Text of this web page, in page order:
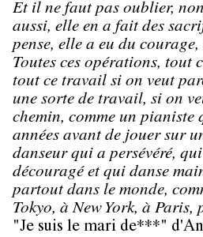
Et il ne faut pas oublier,
aussi, elle en a fait des
pense, elle a eu du
Toutes ces opérations, tout
tout ce travail si on veut
une sorte de travail, si on
chemin, comme un
années avant de jouer sur
danseur qui a persévéré,
découragé et qui danse
partout dans le monde,
Tokyo, à New York, à Paris,
"Je suis le mari de***"